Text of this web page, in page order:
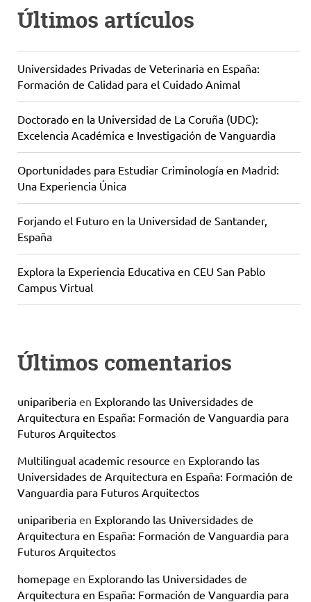
Últimos artículos
Universidades Privadas de Veterinaria en España:
Formación de Calidad para el Cuidado Animal
Doctorado en la Universidad de La Coruña (UDC):
Excelencia Académica e Investigación de Vanguardia
Oportunidades para Estudiar Criminología en Madrid:
Una Experiencia Única
Forjando el Futuro en la Universidad de Santander,
España
Explora la Experiencia Educativa en CEU San Pablo
Campus Virtual
Últimos comentarios
unipariberia en Explorando las Universidades de
Arquitectura en España: Formación de Vanguardia para
Futuros Arquitectos
Multilingual academic resource en Explorando las
Universidades de Arquitectura en España: Formación de
Vanguardia para Futuros Arquitectos
unipariberia en Explorando las Universidades de
Arquitectura en España: Formación de Vanguardia para
Futuros Arquitectos
homepage en Explorando las Universidades de
Arquitectura en España: Formación de Vanguardia para